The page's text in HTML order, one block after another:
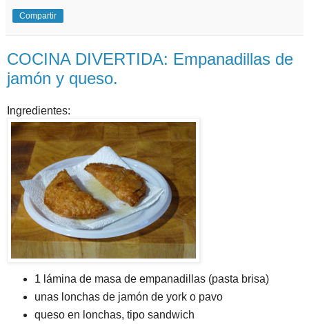
Compartir
COCINA DIVERTIDA: Empanadillas de
jamón y queso.
Ingredientes:
1 lámina de masa de empanadillas (pasta brisa)
unas lonchas de jamón de york o pavo
queso en lonchas, tipo sandwich